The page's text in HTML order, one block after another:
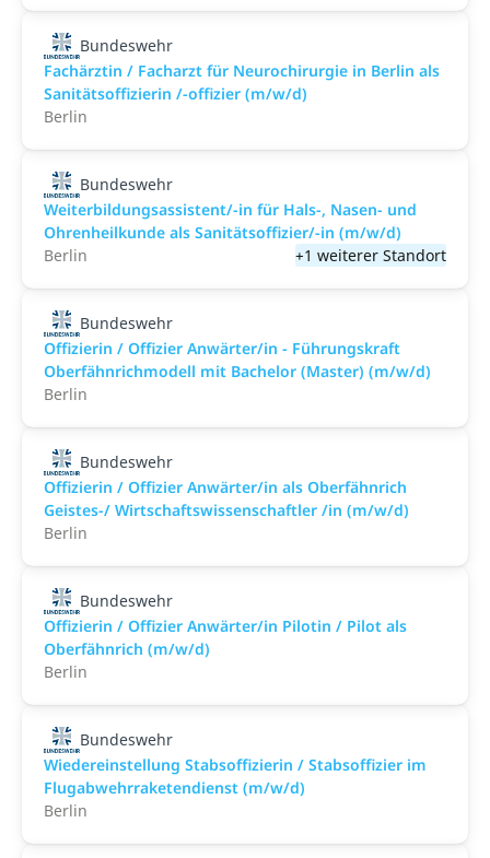
Bundeswehr
Fachärztin / Facharzt für Neurochirurgie in Berlin als
Sanitätsoffizierin /-offizier (m/w/d)
Berlin
Bundeswehr
Weiterbildungsassistent/-in für Hals-, Nasen- und
Ohrenheilkunde als Sanitätsoffizier/-in (m/w/d)
Berlin
+1 weiterer Standort
Bundeswehr
Offizierin / Offizier Anwärter/in - Führungskraft
Oberfähnrichmodell mit Bachelor (Master) (m/w/d)
Berlin
Bundeswehr
Offizierin / Offizier Anwärter/in als Oberfähnrich
Geistes-/ Wirtschaftswissenschaftler /in (m/w/d)
Berlin
Bundeswehr
Offizierin / Offizier Anwärter/in Pilotin / Pilot als
Oberfähnrich (m/w/d)
Berlin
Bundeswehr
Wiedereinstellung Stabsoffizierin / Stabsoffizier im
Flugabwehrraketendienst (m/w/d)
Berlin